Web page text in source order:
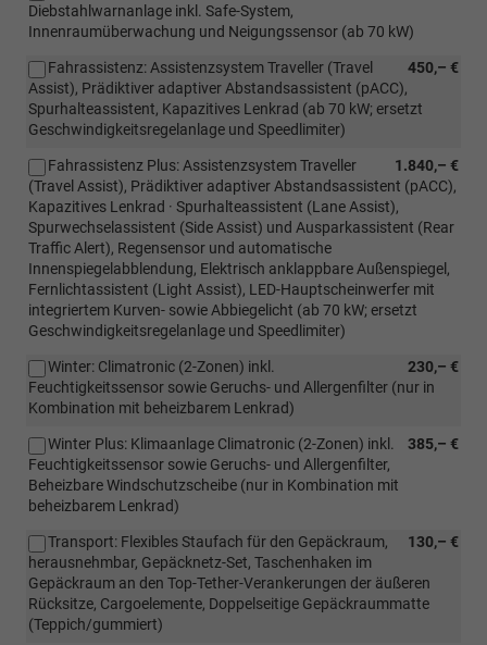
Diebstahlwarnanlage inkl. Safe-System,
Innenraumüberwachung und Neigungssensor (ab 70 kW)
450,– €
Fahrassistenz: Assistenzsystem Traveller (Travel
Assist), Prädiktiver adaptiver Abstandsassistent (pACC),
Spurhalteassistent, Kapazitives Lenkrad (ab 70 kW; ersetzt
Geschwindigkeitsregelanlage und Speedlimiter)
1.840,– €
Fahrassistenz Plus: Assistenzsystem Traveller
(Travel Assist), Prädiktiver adaptiver Abstandsassistent (pACC),
Kapazitives Lenkrad · Spurhalteassistent (Lane Assist),
Spurwechselassistent (Side Assist) und Ausparkassistent (Rear
Traffic Alert), Regensensor und automatische
Innenspiegelabblendung, Elektrisch anklappbare Außenspiegel,
Fernlichtassistent (Light Assist), LED-Hauptscheinwerfer mit
integriertem Kurven- sowie Abbiegelicht (ab 70 kW; ersetzt
Geschwindigkeitsregelanlage und Speedlimiter)
230,– €
Winter: Climatronic (2-Zonen) inkl.
Feuchtigkeitssensor sowie Geruchs- und Allergenfilter (nur in
Kombination mit beheizbarem Lenkrad)
385,– €
Winter Plus: Klimaanlage Climatronic (2-Zonen) inkl.
Feuchtigkeitssensor sowie Geruchs- und Allergenfilter,
Beheizbare Windschutzscheibe (nur in Kombination mit
beheizbarem Lenkrad)
130,– €
Transport: Flexibles Staufach für den Gepäckraum,
herausnehmbar, Gepäcknetz-Set, Taschenhaken im
Gepäckraum an den Top-Tether-Verankerungen der äußeren
Rücksitze, Cargoelemente, Doppelseitige Gepäckraummatte
(Teppich/gummiert)